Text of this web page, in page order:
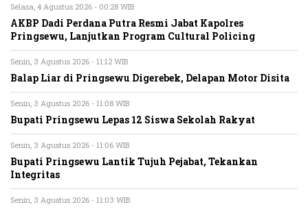
Selasa, 4 Agustus 2026 - 00:28 WIB
AKBP Dadi Perdana Putra Resmi Jabat Kapolres
Pringsewu, Lanjutkan Program Cultural Policing
Senin, 3 Agustus 2026 - 11:12 WIB
Balap Liar di Pringsewu Digerebek, Delapan Motor Disita
Senin, 3 Agustus 2026 - 11:08 WIB
Bupati Pringsewu Lepas 12 Siswa Sekolah Rakyat
Senin, 3 Agustus 2026 - 11:06 WIB
Bupati Pringsewu Lantik Tujuh Pejabat, Tekankan
Integritas
Senin, 3 Agustus 2026 - 11:03 WIB